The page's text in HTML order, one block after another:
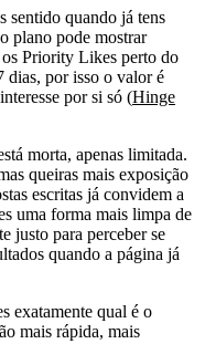
sentido quando já tens
plano pode mostrar
os Priority Likes perto do
dias, por isso o valor é
por si só (Hinge
morta, apenas limitada.
queiras mais exposição
escritas já convidem a
uma forma mais limpa de
justo para perceber se
quando a página já
exatamente qual é o
mais rápida, mais